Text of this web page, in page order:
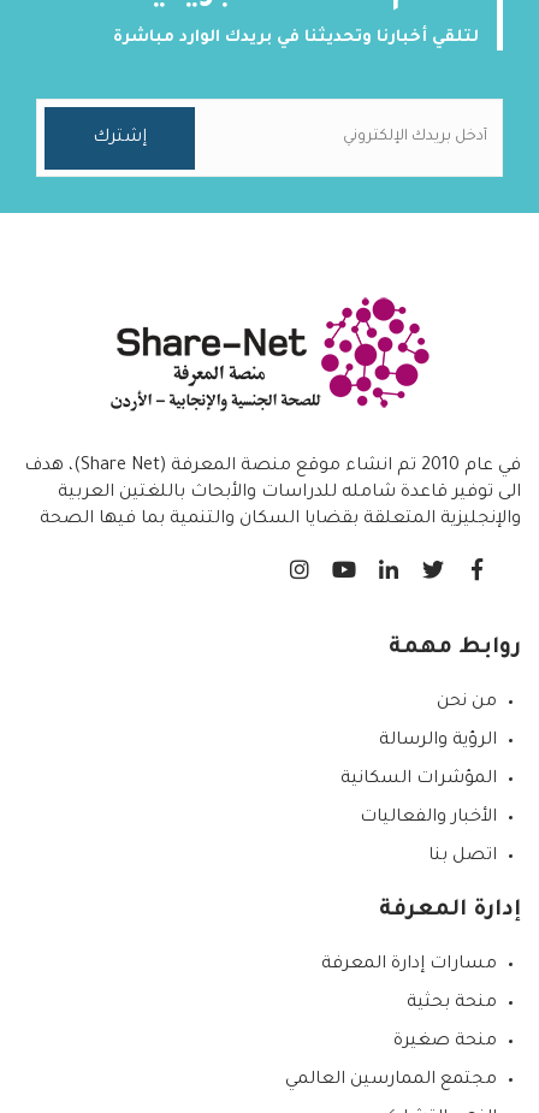
لتلقي أخبارنا وتحديثنا في بريدك الوارد مباشرة
في عام 2010 تم انشاء موقع منصة المعرفة (Share Net)، هدف
الى توفير قاعدة شامله للدراسات والأبحاث باللغتين العربية
والإنجليزية المتعلقة بقضايا السكان والتنمية بما فيها الصحة
روابط مهمة
من نحن
الرؤية والرسالة
المؤشرات السكانية
الأخبار والفعاليات
اتصل بنا
إدارة المعرفة
مسارات إدارة المعرفة
منحة بحثية
منحة صغيرة
مجتمع الممارسين العالمي